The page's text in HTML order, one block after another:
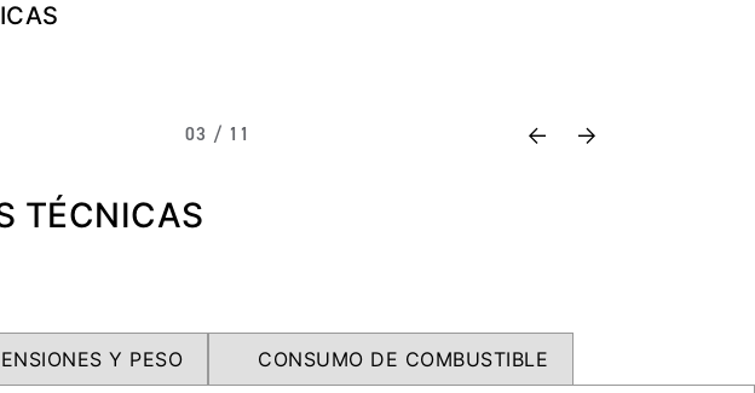
03 / 11 PreviousNext
TÉCNICAS
Y PESO CONSUMO DE COMBUSTIBLE